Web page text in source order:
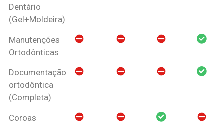
Dentário
(Gel+Moldeira)
Manutenções
Ortodônticas
Documentação
ortodôntica
(Completa)
Coroas